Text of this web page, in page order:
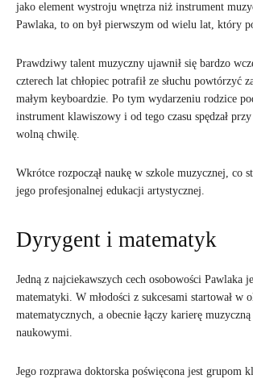
jako element wystroju wnętrza niż instrument
Pawlaka, to on był pierwszym od wielu lat, który
Prawdziwy talent muzyczny ujawnił się bardzo
czterech lat chłopiec potrafił ze słuchu powtórzyć
małym keyboardzie. Po tym wydarzeniu rodzice
instrument klawiszowy i od tego czasu spędzał
wolną chwilę.
Wkrótce rozpoczął naukę w szkole muzycznej, co
jego profesjonalnej edukacji artystycznej.
Dyrygent i matematyk
Jedną z najciekawszych cech osobowości Pawlaka
matematyki. W młodości z sukcesami startował w
matematycznych, a obecnie łączy karierę
naukowymi.
Jego rozprawa doktorska poświęcona jest grupom